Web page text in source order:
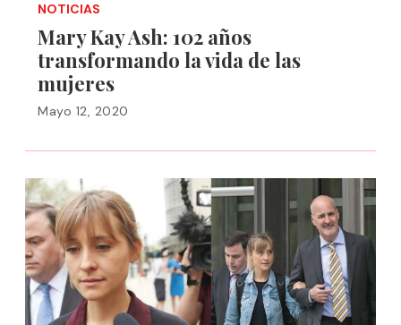
NOTICIAS
Mary Kay Ash: 102 años
transformando la vida de las
mujeres
Mayo 12, 2020